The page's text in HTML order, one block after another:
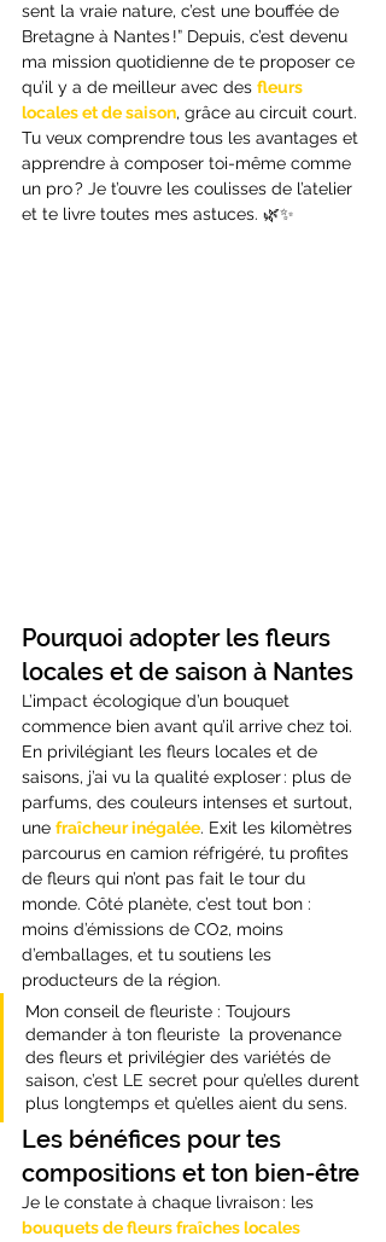
sent la vraie nature, c’est une bouffée de
Bretagne à Nantes !” Depuis, c’est devenu
ma mission quotidienne de te proposer ce
qu’il y a de meilleur avec des fleurs
locales et de saison, grâce au circuit court.
Tu veux comprendre tous les avantages et
apprendre à composer toi-même comme
un pro ? Je t’ouvre les coulisses de l’atelier
et te livre toutes mes astuces. 🌿✨
Pourquoi adopter les fleurs
locales et de saison à Nantes
L’impact écologique d’un bouquet
commence bien avant qu’il arrive chez toi.
En privilégiant les fleurs locales et de
saisons, j’ai vu la qualité exploser : plus de
parfums, des couleurs intenses et surtout,
une fraîcheur inégalée. Exit les kilomètres
parcourus en camion réfrigéré, tu profites
de fleurs qui n’ont pas fait le tour du
monde. Côté planète, c’est tout bon :
moins d’émissions de CO2, moins
d’emballages, et tu soutiens les
producteurs de la région.
Mon conseil de fleuriste : Toujours
demander à ton fleuriste  la provenance
des fleurs et privilégier des variétés de
saison, c’est LE secret pour qu’elles durent
plus longtemps et qu’elles aient du sens.
Les bénéfices pour tes
compositions et ton bien-être
Je le constate à chaque livraison : les
bouquets de fleurs fraîches locales